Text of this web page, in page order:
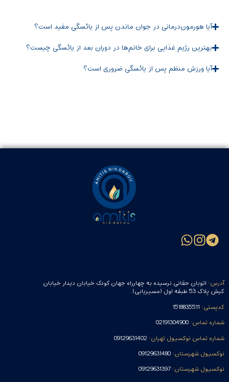
آیا هورمون‌درمانی در جوان ماندن پس از یائسگی مفید است؟
بهترین رژیم غذایی برای خانم‌ها در دوران بعد از یائسگی چیست؟
آیا ورزش منظم پس از یائسگی ضروری است؟
آدرس: اتوبان حقانی نرسیده به چهارراه جهان کودک خیابان دیدار خیابان
کیش پلاک 53 طبقه اول (مسیریابی).
کدپستی: 1518835511
شماره تماس: 02191304900
شماره تماس نوکسیول تهران: 09129631402
نوکسیول شهرستان: 09129631480
نوکسیول شهرستان: 09129631397